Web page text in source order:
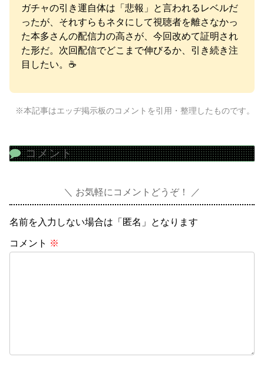
ガチャの引き運自体は「悲報」と言われるレベルだ
ったが、それすらもネタにして視聴者を離さなかっ
た本多さんの配信力の高さが、今回改めて証明され
た形だ。次回配信でどこまで伸びるか、引き続き注
目したい。☕
※本記事はエッヂ掲示板のコメントを引用・整理したものです。
コメント
お気軽にコメントどうぞ！
名前を入力しない場合は「匿名」となります
コメント ※